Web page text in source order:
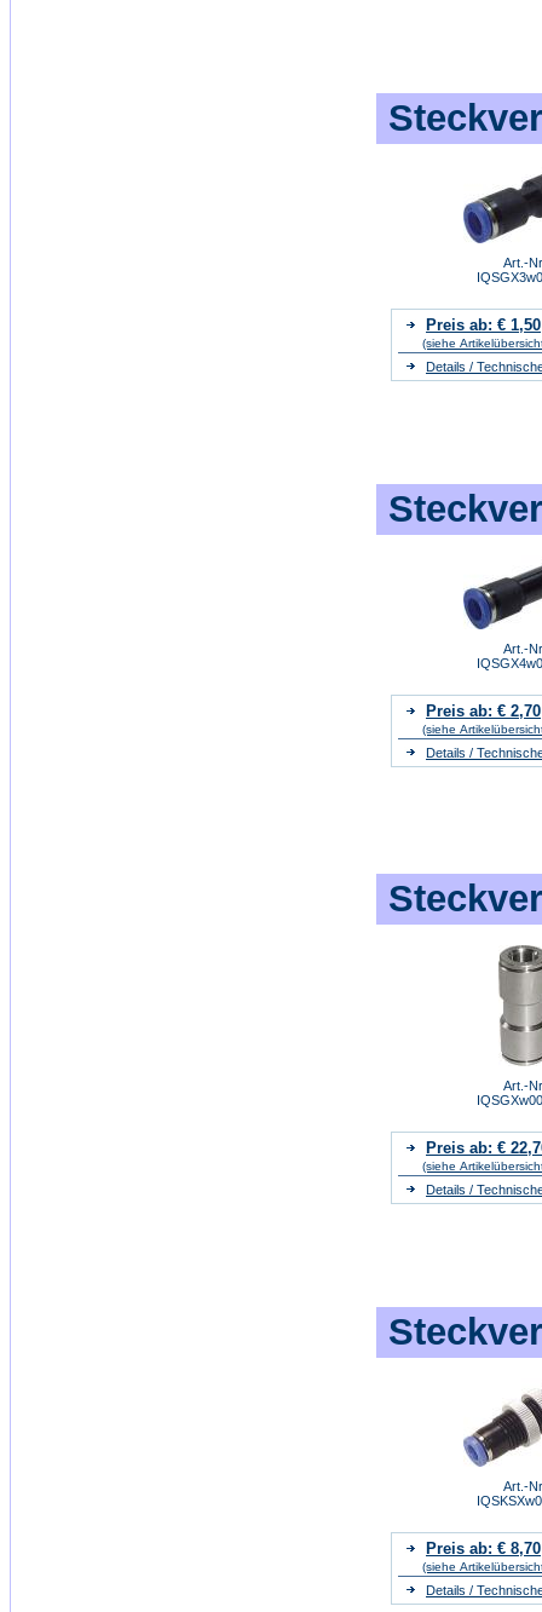
Art.-
Preis ab: € 1,50
(siehe
Details /
Art.-
Preis ab: € 2,70
(siehe
Details /
Art.-
Preis ab: €
(siehe
Details /
Art.-
Preis ab: € 8,70
(siehe
Details /